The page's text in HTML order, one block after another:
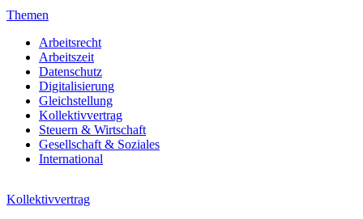
Themen
Arbeitsrecht
Arbeitszeit
Datenschutz
Digitalisierung
Gleichstellung
Kollektivvertrag
Steuern & Wirtschaft
Gesellschaft & Soziales
International
Kollektivvertrag